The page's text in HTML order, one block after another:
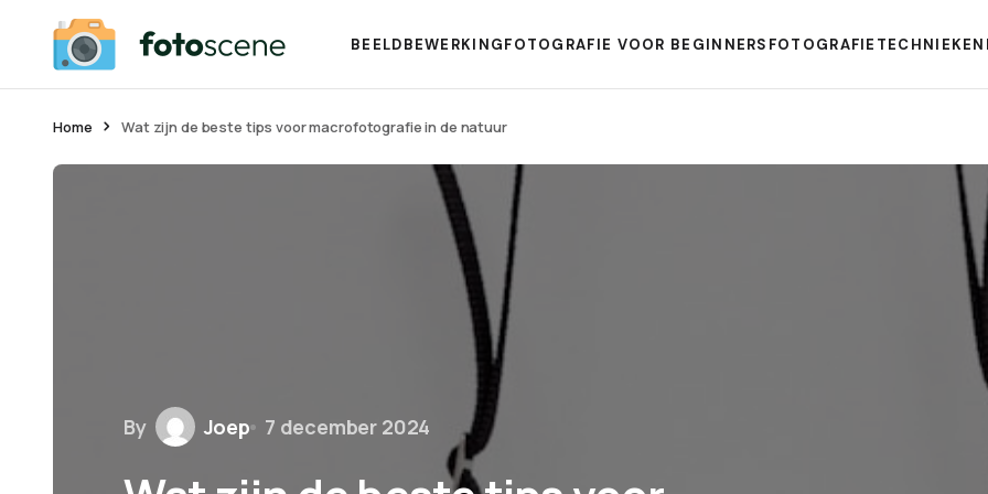
BEELDBEWERKINGFOTOGRAFIE VOOR BEGINNERS FOTOGRAFIETECHNIEKEN
Home Wat zijn de beste tips voor macrofotografie in de natuur
By Joep 7 december 2024